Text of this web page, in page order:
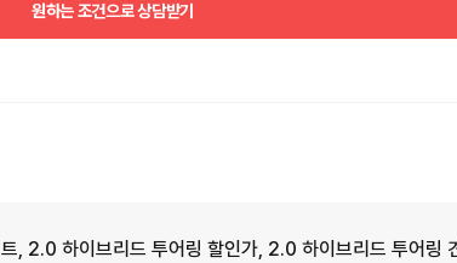
원하는 조건으로 상담받기
, 2.0 하이브리드 투어링 할인가, 2.0 하이브리드 투어링